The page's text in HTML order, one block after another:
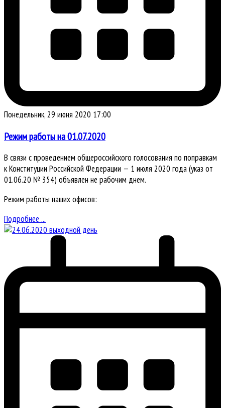
Понедельник, 29 июня 2020 17:00
Режим работы на 01.07.2020
В связи с проведением общероссийского голосования по поправкам
к Конституции Российской Федерации — 1 июля 2020 года (указ от
01.06.20 № 354) объявлен не рабочим днем.
Режим работы наших офисов:
Подробнее ...